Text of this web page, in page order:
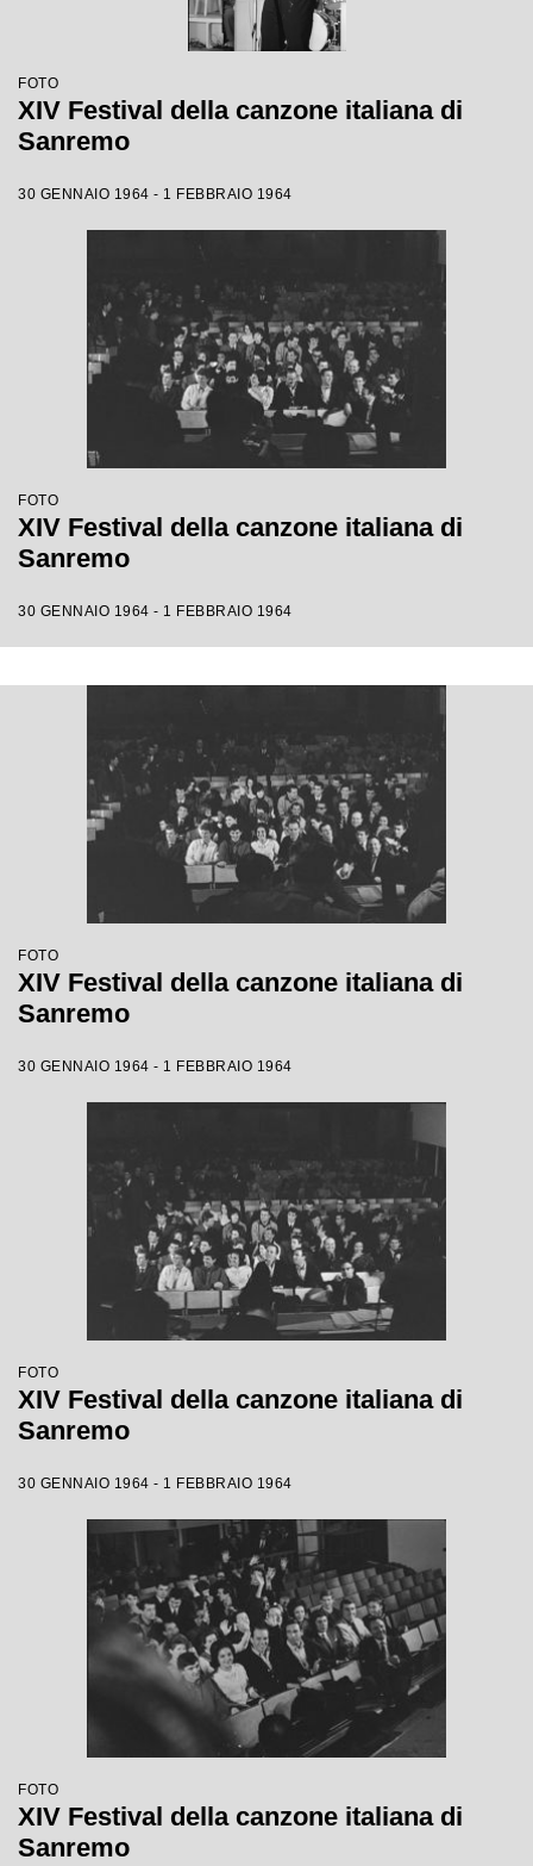
FOTO
XIV Festival della canzone italiana di
Sanremo
30 GENNAIO 1964 - 1 FEBBRAIO 1964
FOTO
XIV Festival della canzone italiana di
Sanremo
30 GENNAIO 1964 - 1 FEBBRAIO 1964
FOTO
XIV Festival della canzone italiana di
Sanremo
30 GENNAIO 1964 - 1 FEBBRAIO 1964
FOTO
XIV Festival della canzone italiana di
Sanremo
30 GENNAIO 1964 - 1 FEBBRAIO 1964
FOTO
XIV Festival della canzone italiana di
Sanremo